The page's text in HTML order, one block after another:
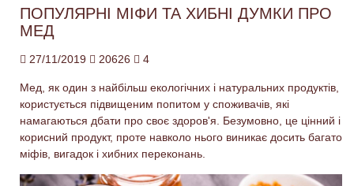
ПОПУЛЯРНІ МІФИ ТА ХИБНІ ДУМКИ ПРО
МЕД
27/11/2019 20626 4
Мед, як один з найбільш екологічних і натуральних продуктів,
користується підвищеним попитом у споживачів, які
намагаються дбати про своє здоров'я. Безумовно, це цінний і
корисний продукт, проте навколо нього виникає досить багато
міфів, вигадок і хибних переконань.